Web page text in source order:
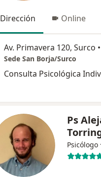
Dirección Online
Av. Primavera 120, Surco •
Sede San Borja/Surco
Consulta Psicológica
Ps
Psicólogo ·